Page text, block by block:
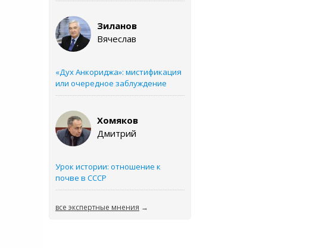
Зиланов
Вячеслав
«Дух Анкориджа»: мистификация
или очередное заблуждение
Хомяков
Дмитрий
Урок истории: отношение к
почве в СССР
все экспертные мнения →